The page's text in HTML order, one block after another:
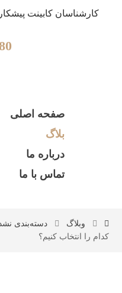
کارشناسان کابینت
صفحه اصلی
بلاگ
درباره ما
تماس با ما
وبلاگ دسته‌بندی
کدام را انتخاب کنیم؟